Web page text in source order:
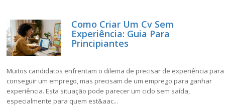
Como Criar Um Cv Sem
Experiência: Guia Para
Principiantes
Muitos candidatos enfrentam o dilema de precisar de experiência para
conseguir um emprego, mas precisam de um emprego para ganhar
experiência. Esta situação pode parecer um ciclo sem saída,
especialmente para quem est&aac...